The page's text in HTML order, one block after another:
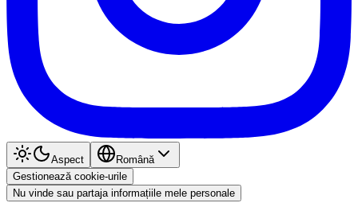
Aspect
Română
Gestionează cookie-urile
Nu vinde sau partaja informațiile mele personale